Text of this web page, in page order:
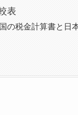
表
の税金計算書と日